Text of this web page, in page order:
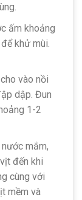
ấm khoảng
khử mùi.
vào nồi
dập. Đun
1-2
mắm,
đến khi
cùng với
mềm và